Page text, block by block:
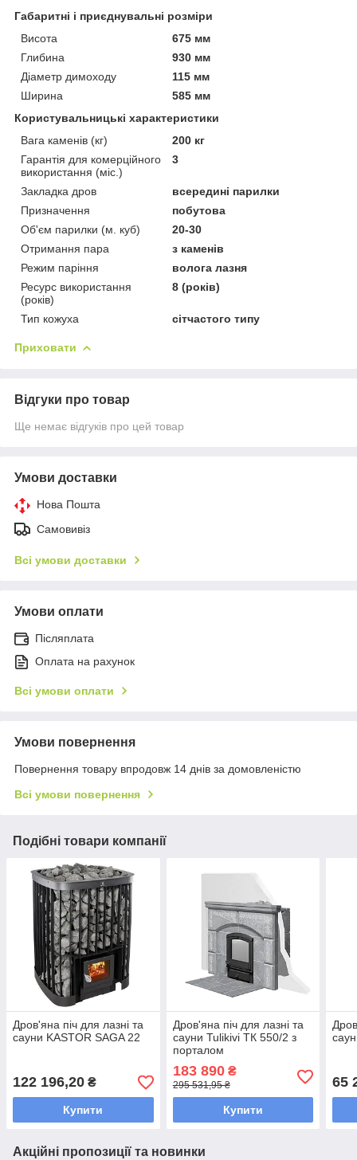
Габаритні і приєднувальні розміри
Висота
675 мм
Глибина
930 мм
Діаметр димоходу
115 мм
Ширина
585 мм
Користувальницькі характеристики
Вага каменів (кг)
200 кг
Гарантія для комерційного
використання (міс.)
3
Закладка дров
всередині парилки
Призначення
побутова
Об'єм парилки (м. куб)
20-30
Отримання пара
з каменів
Режим паріння
волога лазня
Ресурс використання
(років)
8 (років)
Тип кожуха сітчастого типу
Приховати
Відгуки про товар
Ще немає відгуків про цей товар
Умови доставки
Нова Пошта
Самовивіз
Всі умови доставки
Умови оплати
Післяплата
Оплата на рахунок
Всі умови оплати
Умови повернення
Повернення товару впродовж 14 днів за домовленістю
Всі умови повернення
Подібні товари компанії
Дров'яна піч для лазні та
сауни KASTOR SAGA 22
122 196,20 ₴
Купити
Дров'яна піч для лазні та
сауни Tulikivi ТК 550/2 з
порталом
183 890₴
295 531,95 ₴
Купити
65
Акційні пропозиції та новинки